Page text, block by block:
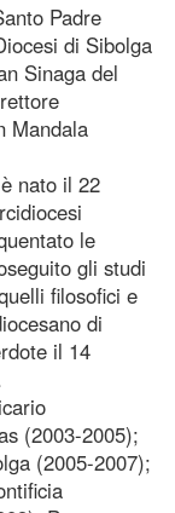
Padre
di Sibolga
Sinaga del
Mandala
nato il 22
le
gli studi
filosofici e
di
il 14
(2003-2005);
(2005-2007);